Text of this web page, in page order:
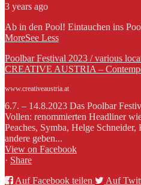
3 years ago
Ab in den Pool! Eintauchen ins
MoreSee Less
Poolbar Festival 2023 / various
CREATIVE AUSTRIA –
www.creativeaustria.at
6.7. – 14.8.2023 Das Poolbar
Vollen: renommierten Headliner
Peaches, Symba, Helge
andere geben...
View on Facebook
· Share
Auf Facebook teilen
Auf